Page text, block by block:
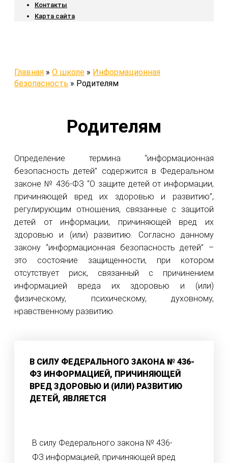
Контакты
Карта сайта
Главная » О школе » Информационная
безопасность » Родителям
Родителям
Определение термина “информационная
безопасность детей” содержится в Федеральном
законе № 436-ФЗ “О защите детей от информации,
причиняющей вред их здоровью и развитию”,
регулирующим отношения, связанные с защитой
детей от информации, причиняющей вред их
здоровью и (или) развитию. Согласно данному
закону “информационная безопасность детей” –
это состояние защищенности, при котором
отсутствует риск, связанный с причинением
информацией вреда их здоровью и (или)
физическому, психическому, духовному,
нравственному развитию.
В СИЛУ ФЕДЕРАЛЬНОГО ЗАКОНА № 436-
ФЗ ИНФОРМАЦИЕЙ, ПРИЧИНЯЮЩЕЙ
ВРЕД ЗДОРОВЬЮ И (ИЛИ) РАЗВИТИЮ
ДЕТЕЙ, ЯВЛЯЕТСЯ
В силу Федерального закона № 436-
ФЗ информацией, причиняющей вред